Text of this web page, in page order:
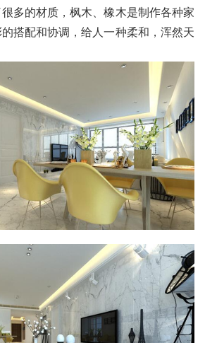
多的材质，枫木、橡木是制作各种家
搭配和协调，给人一种柔和，浑然天